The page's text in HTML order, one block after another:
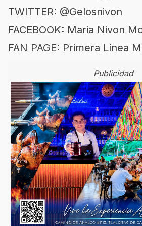
TWITTER: @Gelosnivon
FACEBOOK: Maria Nivon
FAN PAGE: Primera Línea
Publicidad